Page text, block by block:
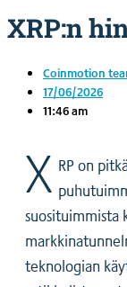
XRP:n
Coinmotion
17/06/2026
11:46 am
X RP on
suosituimmista
teknologian